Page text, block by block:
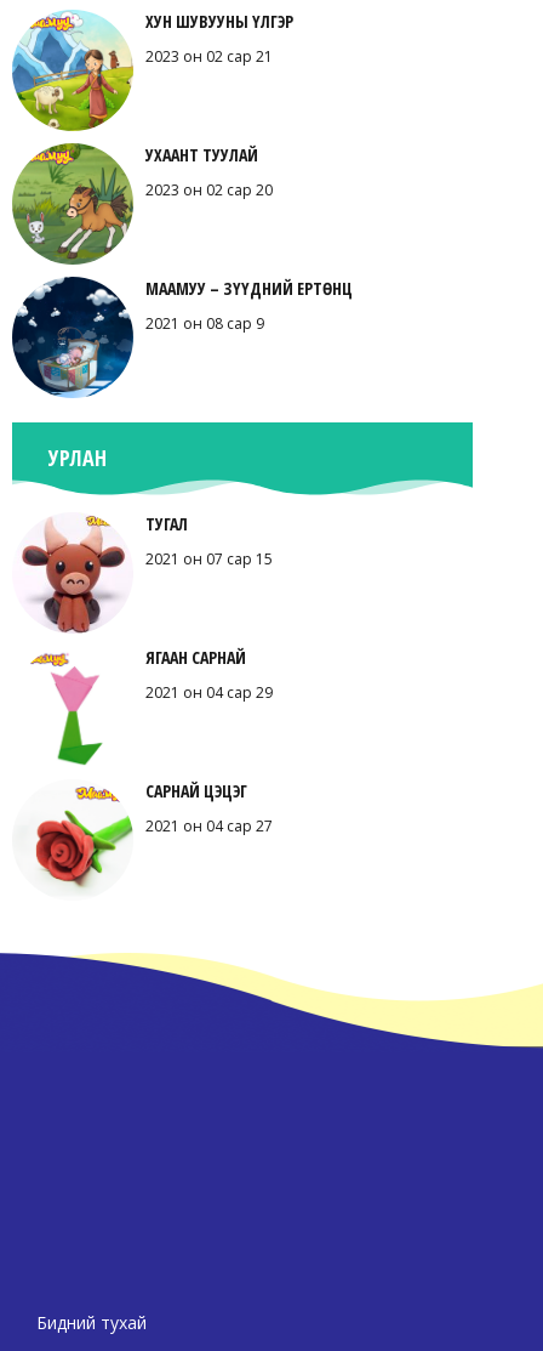
ХУН ШУВУУНЫ ҮЛГЭР
2023 он 02 сар 21
УХААНТ ТУУЛАЙ
2023 он 02 сар 20
МААМУУ – ЗҮҮДНИЙ ЕРТӨНЦ
2021 он 08 сар 9
УРЛАН
ТУГАЛ
2021 он 07 сар 15
ЯГААН САРНАЙ
2021 он 04 сар 29
САРНАЙ ЦЭЦЭГ
2021 он 04 сар 27
Бидний тухай